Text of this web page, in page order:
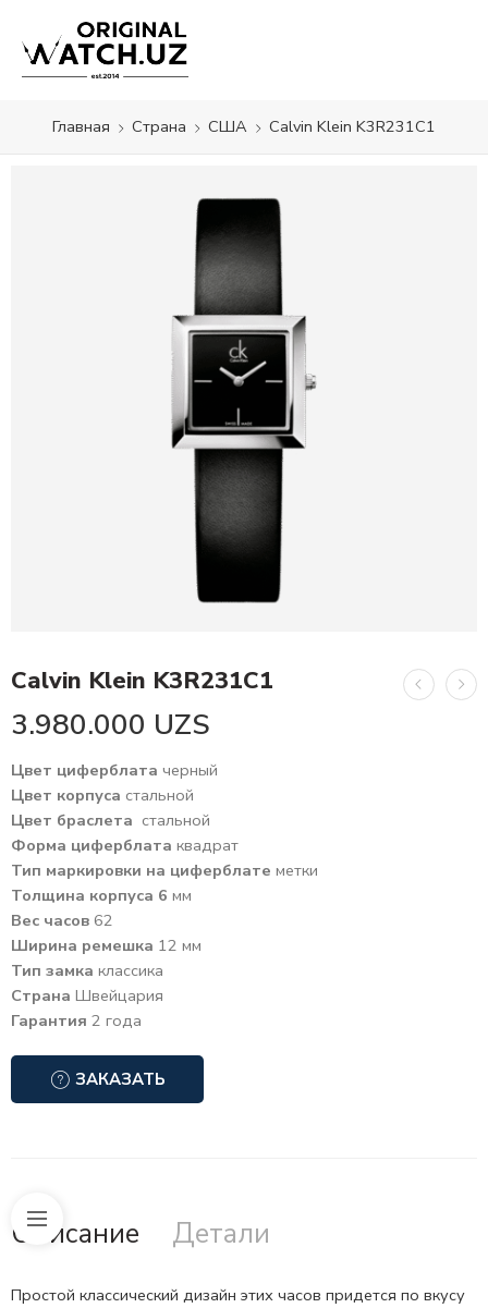
Главная Страна США Calvin Klein K3R231C1
Calvin Klein K3R231C1
3.980.000 UZS
Цвет циферблата черный
Цвет корпуса стальной
Цвет браслета стальной
Форма циферблата квадрат
Тип маркировки на циферблате метки
Толщина корпуса 6 мм
Вес часов 62
Ширина ремешка 12 мм
Тип замка классика
Страна Швейцария
Гарантия 2 года
ЗАКАЗАТЬ
Описание Детали
Простой классический дизайн этих часов придется по вкусу